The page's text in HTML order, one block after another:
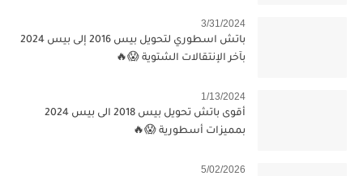
3/31/2024
باتش اسطوري لتحويل بيس 2016 إلى بيس 2024
بآخر الإنتقالات الشتوية 😱🔥
1/13/2024
أقوى باتش تحويل بيس 2018 الى بيس 2024
بمميزات أسطورية 😱🔥
5/02/2026